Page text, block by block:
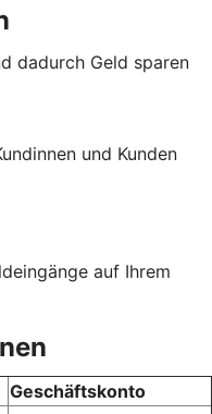
dadurch Geld sparen
und Kunden
auf Ihrem
Geschäftskonto